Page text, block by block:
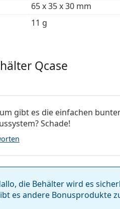
65 x 35 x 30 mm
11 g
Qcase
gibt es die einfachen
Schade!
die Behälter wird es
es andere Bonusprodukte